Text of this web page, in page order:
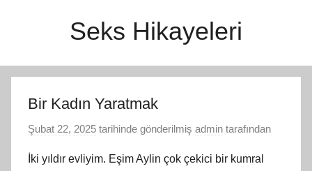
Seks Hikayeleri
Bir Kadın Yaratmak
Şubat 22, 2025 tarihinde gönderilmiş admin tarafından
İki yıldır evliyim. Eşim Aylin çok çekici bir kumral